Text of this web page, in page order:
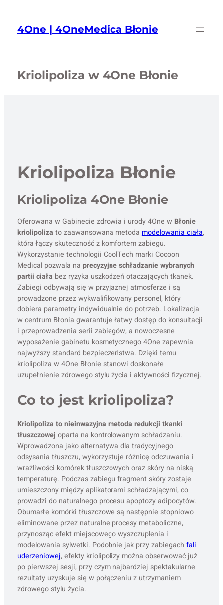
treści4One | 4OneMedica Błonie
Kriolipoliza w 4One Błonie
Kriolipoliza Błonie
Kriolipoliza 4One Błonie
Oferowana w Gabinecie zdrowia i urody 4One w Błonie
kriolipoliza to zaawansowana metodamodelowania ciała,
która łączy skuteczność z komfortem zabiegu.
Wykorzystanie technologii CoolTech marki Cocoon
Medical pozwala na precyzyjne schładzanie wybranych
partii ciała bez ryzyka uszkodzeń otaczających tkanek.
Zabiegi odbywają się w przyjaznej atmosferze i są
prowadzone przez wykwalifikowany personel, który
dobiera parametry indywidualnie do potrzeb. Lokalizacja
w centrum Błonia gwarantuje łatwy dostęp do konsultacji
i przeprowadzenia serii zabiegów, a nowoczesne
wyposażenie gabinetu kosmetycznego 4One zapewnia
najwyższy standard bezpieczeństwa. Dzięki temu
kriolipoliza w 4One Błonie stanowi doskonałe
uzupełnienie zdrowego stylu życia i aktywności fizycznej.
Co to jest kriolipoliza?
Kriolipoliza to nieinwazyjna metoda redukcji tkanki
tłuszczowej oparta na kontrolowanym schładzaniu.
Wprowadzona jako alternatywa dla tradycyjnego
odsysania tłuszczu, wykorzystuje różnicę odczuwania i
wrażliwości komórek tłuszczowych oraz skóry na niską
temperaturę. Podczas zabiegu fragment skóry zostaje
umieszczony między aplikatorami schładzającymi, co
prowadzi do naturalnego procesu apoptozy adipocytów.
Obumarłe komórki tłuszczowe są następnie stopniowo
eliminowane przez naturalne procesy metaboliczne,
przynosząc efekt miejscowego wyszczuplenia i
modelowania sylwetki. Podobnie jak przy zabiegachfali
uderzeniowej, efekty kriolipolizy można obserwować już
po pierwszej sesji, przy czym najbardziej spektakularne
rezultaty uzyskuje się w połączeniu z utrzymaniem
zdrowego stylu życia.